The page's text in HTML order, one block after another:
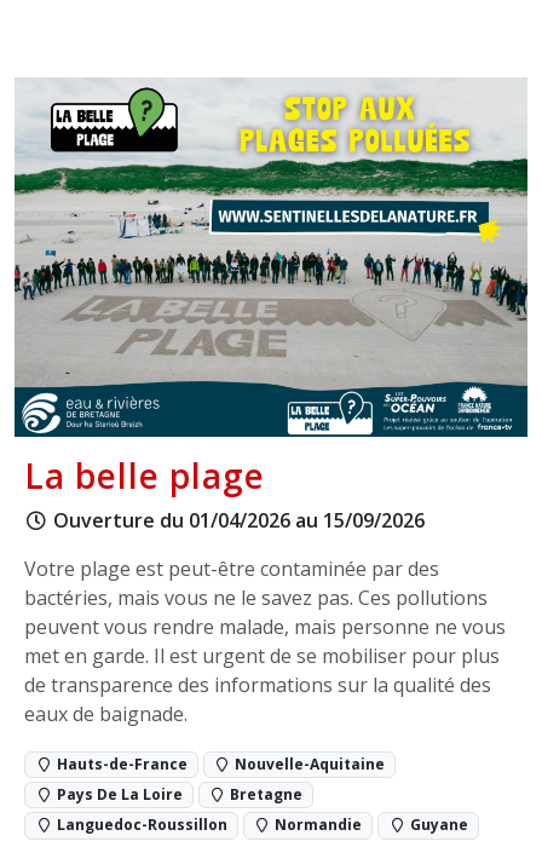
La belle plage
Ouverture du 01/04/2026 au 15/09/2026
Votre plage est peut-être contaminée par des
bactéries, mais vous ne le savez pas. Ces pollutions
peuvent vous rendre malade, mais personne ne vous
met en garde. Il est urgent de se mobiliser pour plus
de transparence des informations sur la qualité des
eaux de baignade.
Hauts-de-France
Nouvelle-Aquitaine
Pays De La Loire
Bretagne
Languedoc-Roussillon
Normandie Guyane